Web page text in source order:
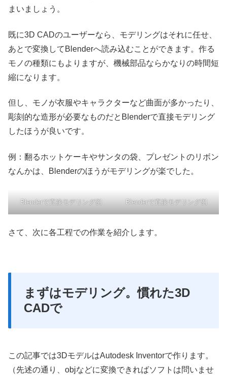
まいましょう。
既に3D CADのユーザーなら、モデリングはそれに任せ、
あとで変換してBlenderへ読み込むことができます。作る
モノの種類にもよりますが、機械部品ならかなりの時間短
縮になります。
但し、モノが衣服やキャラクターなど曲面が多かったり、
彫刻的な造形が必要なものだとBlenderで直接モデリング
したほうが良いです。
例：翻るホットケーキやサンタの袋、プレゼントのリボン
なんかは、Blenderのほうがモデリングが楽でした。
Blenderで直接モデリング例 Blenderで直接モデリング例
さて、次に各工程での作業を紹介します。
まずはモデリング。慣れた3D
CADで
この記事では3DモデルはAutodesk Inventorで作ります。
（先述の通り、objなどに変換できればソフトは問いませ